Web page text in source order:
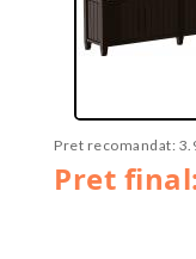
Pret
Pret recomandat: